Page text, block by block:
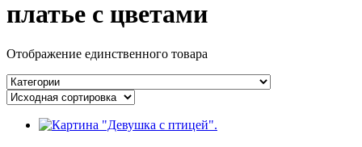
платье с цветами
Отображение единственного товара